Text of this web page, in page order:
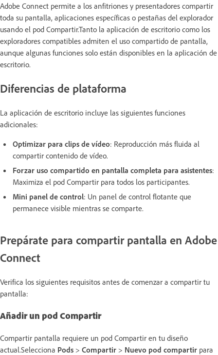
Adobe Connect permite a los anfitriones y presentadores compartir
toda su pantalla, aplicaciones específicas o pestañas del explorador
usando el pod Compartir.Tanto la aplicación de escritorio como los
exploradores compatibles admiten el uso compartido de pantalla,
aunque algunas funciones solo están disponibles en la aplicación de
escritorio.
Diferencias de plataforma
La aplicación de escritorio incluye las siguientes funciones
adicionales:
Optimizar para clips de vídeo: Reproducción más fluida al
compartir contenido de vídeo.
Forzar uso compartido en pantalla completa para asistentes:
Maximiza el pod Compartir para todos los participantes.
Mini panel de control: Un panel de control flotante que
permanece visible mientras se comparte.
Prepárate para compartir pantalla en Adobe
Connect
Verifica los siguientes requisitos antes de comenzar a compartir tu
pantalla:
Añadir un pod Compartir
Compartir pantalla requiere un pod Compartir en tu diseño
actual.Selecciona Pods > Compartir > Nuevo pod compartir para